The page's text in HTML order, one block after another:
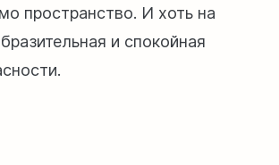
пространство. И хоть на
и спокойная